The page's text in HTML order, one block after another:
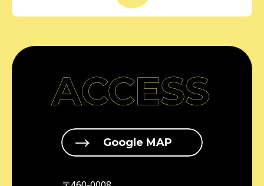
ACCESS
Google MAP